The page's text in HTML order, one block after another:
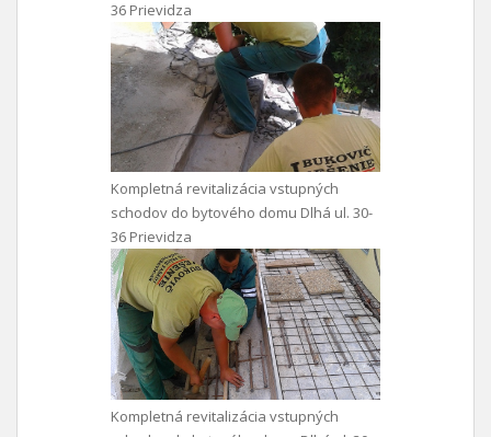
36 Prievidza
Kompletná revitalizácia vstupných
schodov do bytového domu Dlhá ul. 30-
36 Prievidza
Kompletná revitalizácia vstupných